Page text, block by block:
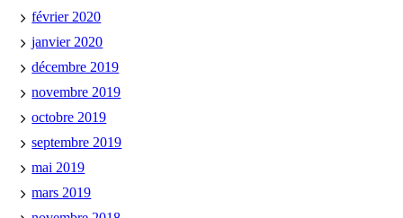
février 2020
janvier 2020
décembre 2019
novembre 2019
octobre 2019
septembre 2019
mai 2019
mars 2019